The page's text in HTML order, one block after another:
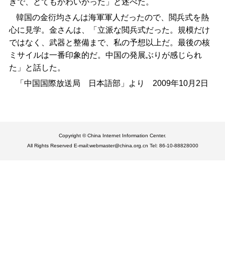
きで、とてもかわいかった」と述べた。
韓国の金衍均さんは海軍軍人だったので、閲兵式を熱
心に見学。金さんは、「立派な閲兵式だった。規模だけ
ではなく、武器と整備まで、私の予想以上だ。最後の核
ミサイルは一番印象的だ。中国の発展ぶりが感じられ
た」と話した。
「中国国際放送局 日本語部」より 2009年10月2日
Copyright © China Internet Information Center.
All Rights Reserved E-mail:webmaster@china.org.cn Tel: 86-10-88828000